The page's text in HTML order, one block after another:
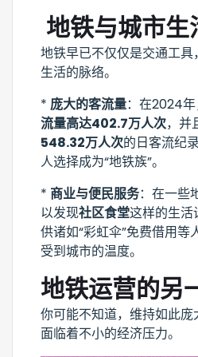
地铁与城市生
地铁早已不仅仅是交通工
生活的脉络。
* 庞大的客流量：在2024
流量高达402.7万人次，并
548.32万人次的日客流纪
人选择成为“地铁族”。
* 商业与便民服务：在一些
以发现社区食堂这样的生活
供诸如“彩虹伞”免费借用等
受到城市的温度。
地铁运营的另
你可能不知道，维持如此庞
面临着不小的经济压力。